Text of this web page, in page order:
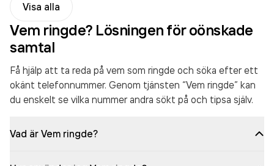
Visa alla
Vem ringde? Lösningen för oönskade
samtal
Få hjälp att ta reda på vem som ringde och söka efter ett
okänt telefonnummer. Genom tjänsten “Vem ringde” kan
du enskelt se vilka nummer andra sökt på och tipsa själv.
Vad är Vem ringde?